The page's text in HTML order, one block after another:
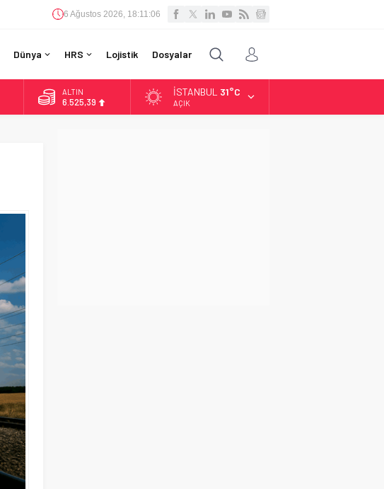
6 Ağustos 2026, 18:11:07
Dünya HRS Lojistik Dosyalar
ALTIN
6.525,39
İSTANBUL 31°C
AÇIK